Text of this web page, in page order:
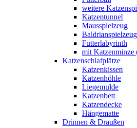
weitere
Katzentunnel
Mausspielzeug
Baldrianspielzeug
Futterlabyrinth
mit Katzenminze
Katzenschlafplätze
Katzenkissen
Katzenhöhle
Liegemulde
Katzenbett
Katzendecke
Hängematte
Drinnen & Draußen